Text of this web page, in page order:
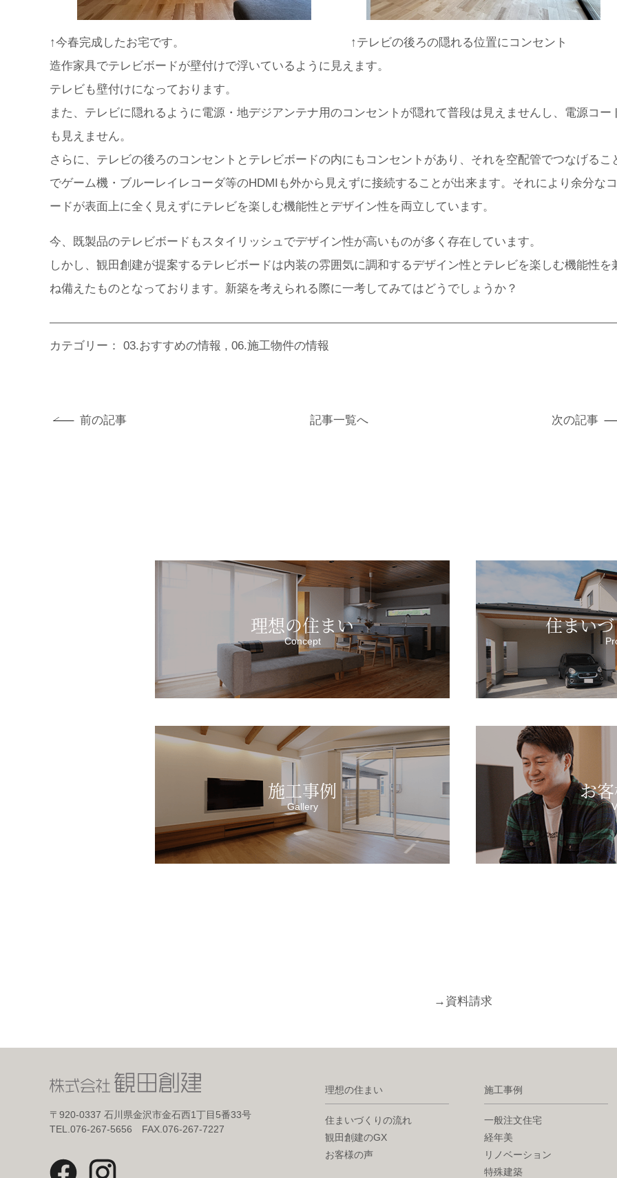
↑今春完成したお宅です。
↑テレビの後ろの隠れる位置にコンセント
造作家具でテレビボードが壁付けで浮いているように見えます。
テレビも壁付けになっております。
また、テレビに隠れるように電源・地デジアンテナ用のコンセントが隠れて普段は見えませんし、電源コー
も見えません。
さらに、テレビの後ろのコンセントとテレビボードの内にもコンセントがあり、それを空配管でつなげるこ
でゲーム機・ブルーレイレコーダ等のHDMIも外から見えずに接続することが出来ます。それにより余分なコ
ードが表面上に全く見えずにテレビを楽しむ機能性とデザイン性を両立しています。
今、既製品のテレビボードもスタイリッシュでデザイン性が高いものが多く存在しています。
しかし、観田創建が提案するテレビボードは内装の雰囲気に調和するデザイン性とテレビを楽しむ機能性を
ね備えたものとなっております。新築を考えられる際に一考してみてはどうでしょうか？
カテゴリー： 03.おすすめの情報 06.施工物件の情報
前の記事 記事一覧へ 次の記事
理想の住まい
Concept
住まい
施工事例
Gallery
お
→ 資料請求
〒920-0337 石川県金沢市金石西1丁目5番33号
TEL.076-267-5656 FAX.076-267-7227
理想の住まい
住まいづくりの流れ
観田創建のGX
お客様の声
施工事例
一般注文住宅
経年美
リノベーション
特殊建築